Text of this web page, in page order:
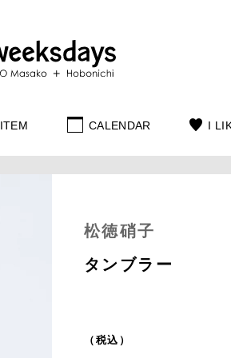
ITEM CALENDAR I
松徳硝子
タンブラー
（税込）